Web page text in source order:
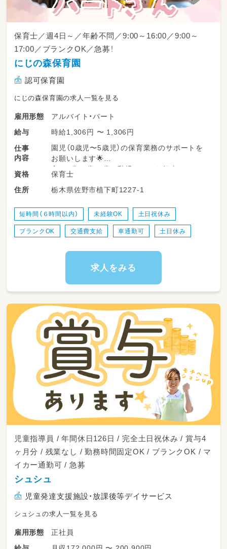
保育士／週4日～／年齢不問／9:00～16:00／9:00～
17:00／ブランクOK／急募！
にじの森保育園
認可保育園
にじの森保育園の求人一覧を見る
雇用形態
アルバイト・パート
給与
時給1,306円 〜 1,306円
仕事
内容
園児（0歳児〜5歳児）の保育業務のサポートを
お願いします🌟
主に0歳・1歳・2歳の乳児クラスを担当していた
だく予定ですが、希望や経験を考慮します♪
食事支援
・着替えやトイレなど、子どもたちの身辺自立の
お手伝い
・保育日誌などの書類作成（PCスキルは必要あ
りません👍）
境づくり
資格
保育士
住所
栃木県佐野市植下町1227-1
短時間（６時間以内） 未経験OK 土日祝休み
ブランクOK 交通費支給 車通勤可 土日休み
求人をみる
児童指導員 / 年間休日126日 / 完全土日祝休み / 賞与4
ヶ月分 / 残業なし / 勤務時間固定OK / ブランクOK / マ
イカー通勤可 / 急募
シュシュ
児童発達支援施設・放課後等デイサービス
シュシュの求人一覧を見る
雇用形態
正社員